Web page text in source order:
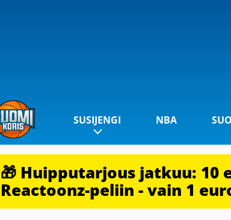
SUSIJENGI NBA
🎁 Huipputarjous jatkuu: 10
Reactoonz-peliin - vain 1